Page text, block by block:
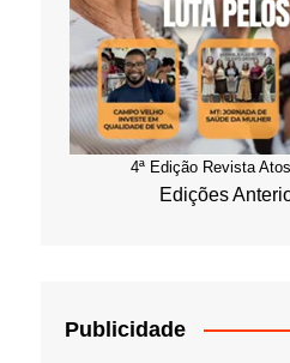
4ª Edição Revista
Edições
Publicidade